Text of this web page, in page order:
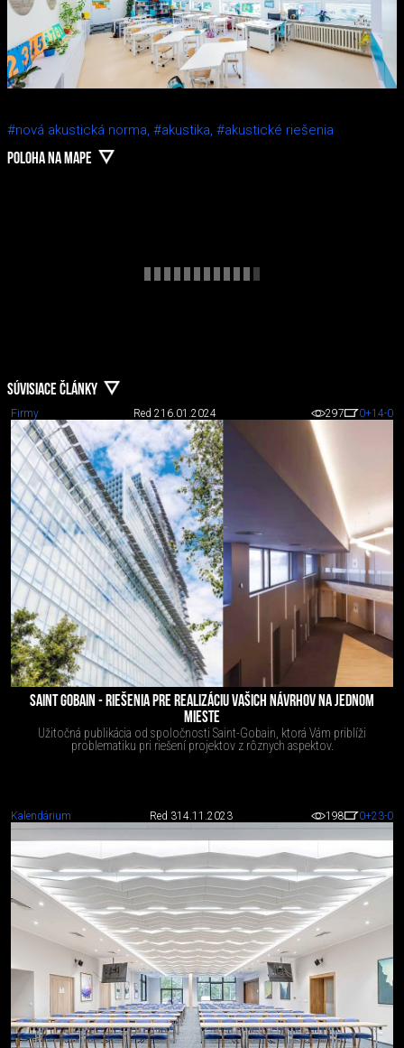
#nová akustická norma, #akustika, #akustické riešenia
POLOHA NA MAPE
SÚVISIACE ČLÁNKY
Firmy Red 216.01.2024 297 0+14-0
SAINT GOBAIN - RIEŠENIA PRE REALIZÁCIU VAŠICH NÁVRHOV NA JEDNOM
MIESTE
Užitočná publikácia od spoločnosti Saint-Gobain, ktorá Vám priblíži
problematiku pri riešení projektov z rôznych aspektov.
Kalendárium Red 314.11.2023 198 0+23-0